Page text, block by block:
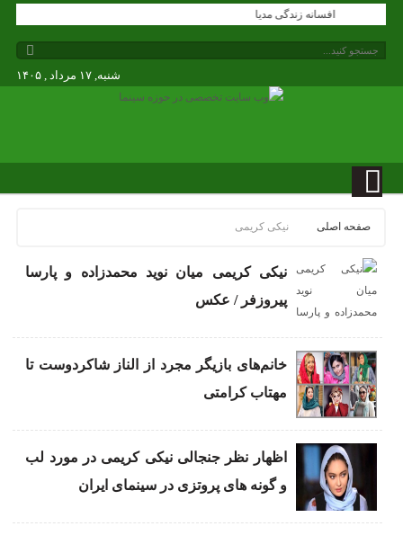
افسانه زندگی مدیا
شنبه, ۱۷ مرداد , ۱۴۰۵
صفحه اصلی نیکی کریمی
نیکی کریمی میان نوید محمدزاده و پارسا
پیروزفر / عکس
خانم‌های بازیگر مجرد از الناز شاکردوست تا
مهتاب کرامتی
اظهار نظر جنجالی نیکی کریمی در مورد لب
و گونه های پروتزی در سینمای ایران